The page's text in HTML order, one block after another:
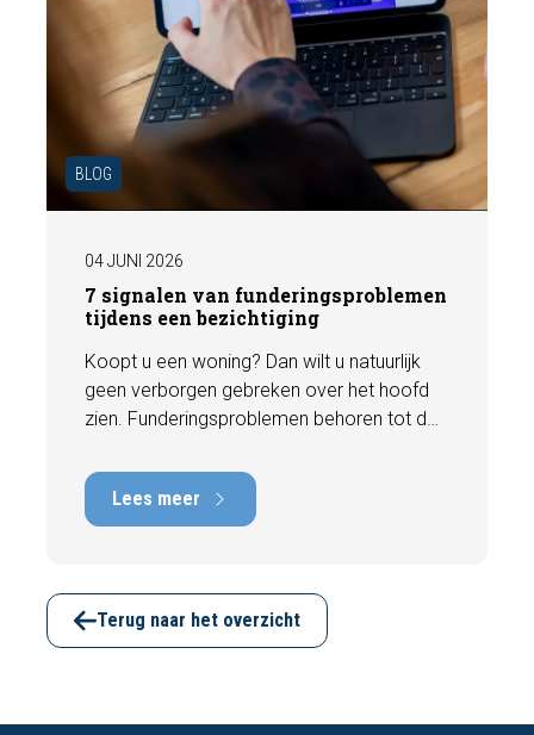
BLOG
04 JUNI 2026
7 signalen van funderingsproblemen
tijdens een bezichtiging
Koopt u een woning? Dan wilt u natuurlijk
geen verborgen gebreken over het hoofd
zien. Funderingsproblemen behoren tot de
kan hebben, met herstelkosten die kunnen
oplopen tot tienduizenden euro's. Gelukkig
zijn er tijdens een bezichtiging vaak al
funderingsschade of verzakkingen. In dit
artikel bespreken we zeven belangrijke
kenmerken waarop u kunt letten voordat u
Lees meer
Terug naar het overzicht